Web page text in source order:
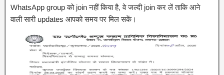
WhatsApp group को join नहीं किया है, वे जल्दी join कर लें ताकि आने
वाली सारी updates आपको समय पर मिल सकें।